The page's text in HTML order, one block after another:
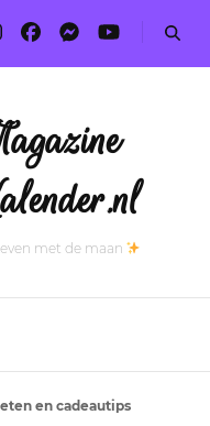
met de maan
en cadeautips